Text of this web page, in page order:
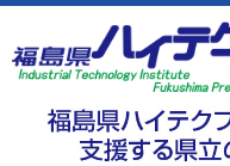
ー
ニ